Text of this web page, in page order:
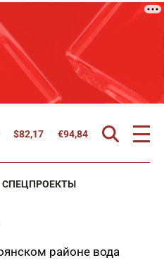
$82,17 €94,84
СПЕЦПРОЕКТЫ
районе вода